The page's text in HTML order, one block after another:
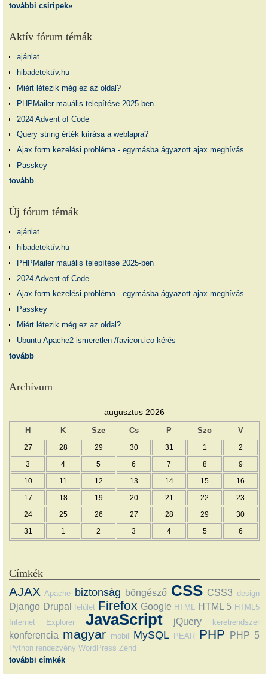
további csiripek»
Aktív fórum témák
ajánlat
hibadetektív.hu
Miért létezik még ez az oldal?
PHPMailer mauális telepítése 2025-ben
2024 Advent of Code
Query string érték kiírása a weblapra?
Ajax form kezelési probléma - egymásba ágyazott ajax meghívás
Passkey
tovább
Új fórum témák
ajánlat
hibadetektív.hu
PHPMailer mauális telepítése 2025-ben
2024 Advent of Code
Ajax form kezelési probléma - egymásba ágyazott ajax meghívás
Passkey
Miért létezik még ez az oldal?
Ubuntu Apache2 ismeretlen /favicon.ico kérés
tovább
Archívum
augusztus 2026
H K Sze Cs P Szo V
27 28 29 30 31 1 2
3 4 5 6 7 8 9
10 11 12 13 14 15 16
17 18 19 20 21 22 23
24 25 26 27 28 29 30
31 1 2 3 4 5 6
Címkék
AJAX Apache biztonság böngésző CSS CSS3 design
Django Drupal felület Firefox Google HTML HTML 5 HTML5
Internet Explorer
JavaScript jQuery keretrendszer
konferencia magyar mobil MySQL PEAR PHP PHP 5
Python rendezvény WordPress Zend
további címkék